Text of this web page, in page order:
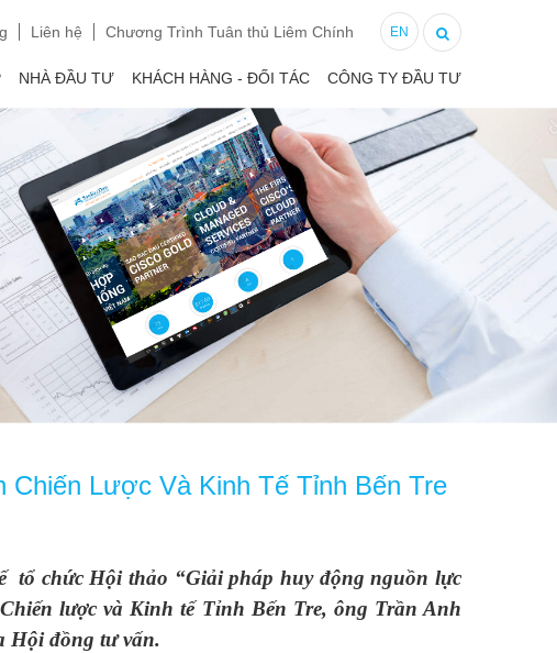
Liên hệ Chương Trình Tuân thủ Liêm Chính EN
NHÀ ĐẦU TƯ KHÁCH HÀNG - ĐỐI TÁC CÔNG TY ĐẦU TƯ
Lược Và Kinh Tế Tỉnh Bến Tre
tổ chức Hội thảo “Giải pháp huy động nguồn lực
lược và Kinh tế Tỉnh Bến Tre, ông Trần Anh
Hội đồng tư vấn.